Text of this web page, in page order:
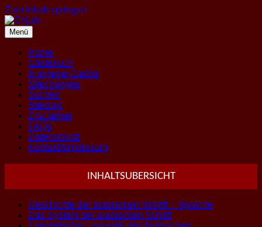
Zum Inhalt springen
Menü
Home
Gästebuch
In eigener Sache
Sitechanges
Suchen
Sitemap
Disclaimer
FAQs
Datenschutz
Kontakt/Impressum
INHALTSUBERSICHT
Geschichte der arabischen Schrift + Sprache
Das System der arabischen Schrift